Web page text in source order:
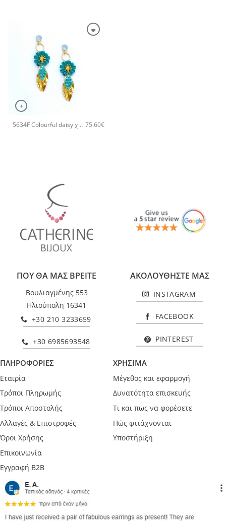
+
5634F Colourful daisy χειροποίητα σκουλαρίκια Catherine bijoux Τυρκουάζ 75.60€
ΠΟΥ ΘΑ ΜΑΣ ΒΡΕΙΤΕ
Βουλιαγμένης 553
Ηλιούπολη 16341
+30 210 3233659
+30 6985693548
ΑΚΟΛΟΥΘΗΣΤΕ ΜΑΣ
INSTAGRAM
FACEBOOK
PINTEREST
ΠΛΗΡΟΦΟΡΙΕΣ
Εταιρία
Τρόποι Πληρωμής
Τρόποι Αποστολής
Αλλαγές & Επιστροφές
Όροι Χρήσης
Επικοινωνία
Εγγραφή B2B
ΧΡΗΣΙΜΑ
Μέγεθος και εφαρμογή
Δυνατότητα επισκευής
Τι και πως να φορέσετε
Πώς φτιάχνονται
Υποστήριξη